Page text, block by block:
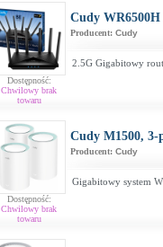
Dostępność:
Chwilowy brak
towaru
Cudy WR6500H
Producent: Cudy
2.5G Gigabitowy
Dostępność:
Chwilowy brak
towaru
Cudy M1500, 3-
Producent: Cudy
Gigabitowy system